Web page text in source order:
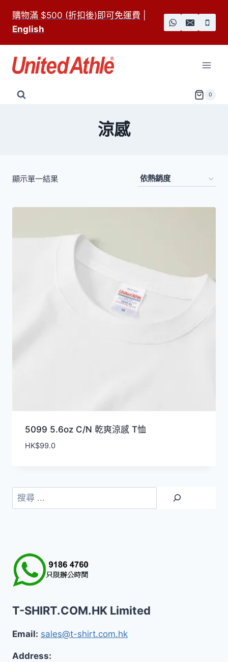
content
購物滿 $500 (折扣後)即可免運費
English
0
涼感
顯示單一結果
5099 5.6oz C/N 乾爽涼感 T恤
HK$99.0
搜
尋
T-SHIRT.COM.HK Limited
Email: sales@t-shirt.com.hk
Address: